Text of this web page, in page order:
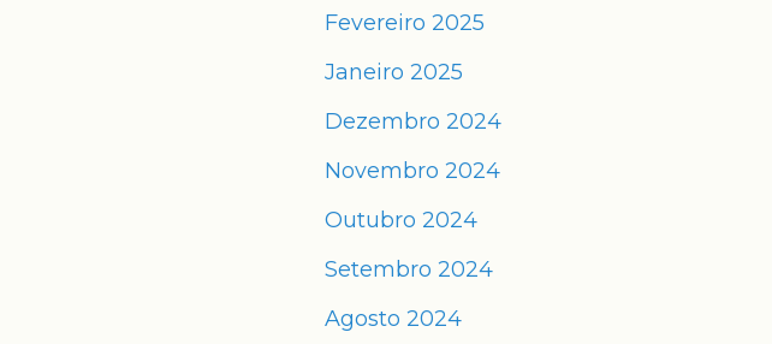
Fevereiro 2025
Janeiro 2025
Dezembro 2024
Novembro 2024
Outubro 2024
Setembro 2024
Agosto 2024